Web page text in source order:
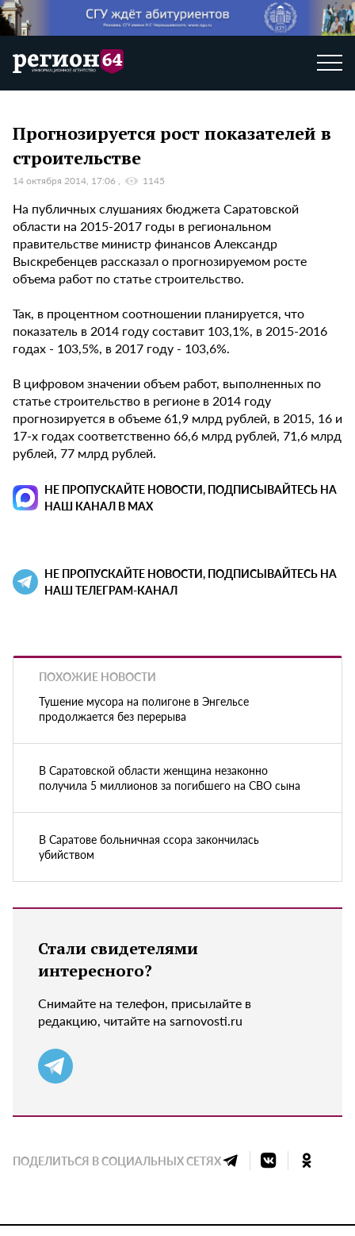
Прогнозируется рост показателей в
строительстве
14 октября 2014, 17:06 1145
На публичных слушаниях бюджета Саратовской
области на 2015-2017 годы в региональном
правительстве министр финансов Александр
Выскребенцев рассказал о прогнозируемом росте
объема работ по статье строительство.
Так, в процентном соотношении планируется, что
показатель в 2014 году составит 103,1%, в 2015-2016
годах - 103,5%, в 2017 году - 103,6%.
В цифровом значении объем работ, выполненных по
статье строительство в регионе в 2014 году
прогнозируется в объеме 61,9 млрд рублей, в 2015, 16 и
17-х годах соответственно 66,6 млрд рублей, 71,6 млрд
рублей, 77 млрд рублей.
НЕ ПРОПУСКАЙТЕ НОВОСТИ, ПОДПИСЫВАЙТЕСЬ НА
НАШ КАНАЛ В MAX
НЕ ПРОПУСКАЙТЕ НОВОСТИ, ПОДПИСЫВАЙТЕСЬ НА
НАШ ТЕЛЕГРАМ-КАНАЛ
ПОХОЖИЕ НОВОСТИ
Тушение мусора на полигоне в Энгельсе
продолжается без перерыва
В Саратовской области женщина незаконно
получила 5 миллионов за погибшего на СВО сына
В Саратове больничная ссора закончилась
убийством
Стали свидетелями
интересного?
Снимайте на телефон, присылайте в
редакцию, читайте на sarnovosti.ru
ПОДЕЛИТЬСЯ В СОЦИАЛЬНЫХ СЕТЯХ